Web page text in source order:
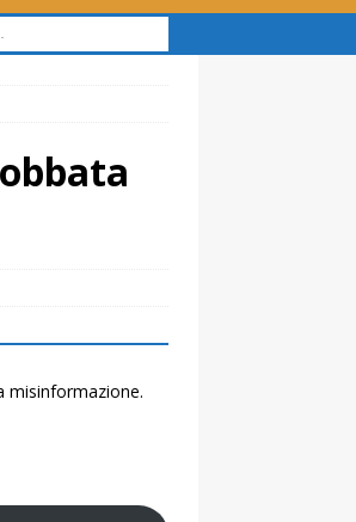
misinformazione.